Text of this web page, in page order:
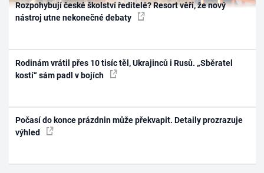
Rozpohybují české školství ředitelé? Resort věří, že nový
nástroj utne nekonečné debaty
Rodinám vrátil přes 10 tisíc těl, Ukrajinců i Rusů. „Sběratel
kostí“ sám padl v bojích
Počasí do konce prázdnin může překvapit. Detaily prozrazuje
výhled